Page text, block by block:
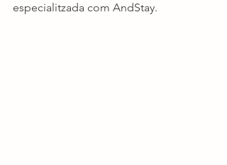
especialitzada com AndStay.